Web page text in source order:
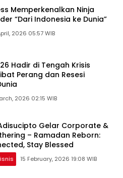
Memperkenalkan Ninja
“Dari Indonesia ke Dunia”
2026 05:57 WIB
Hadir di Tengah Krisis
Perang dan Resesi
2026 02:15 WIB
Gelar Corporate &
– Ramadan Reborn:
Stay Blessed
15 February, 2026 19:08 WIB